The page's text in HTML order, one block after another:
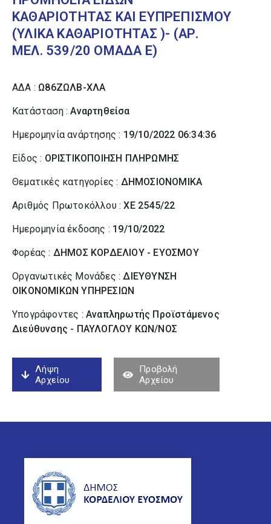
ΚΑΘΑΡΙΟΤΗΤΑΣ ΚΑΙ ΕΥΠΡΕΠΙΣΜΟΥ
(ΥΛΙΚΑ ΚΑΘΑΡΙΟΤΗΤΑΣ )- (ΑΡ.
ΜΕΛ. 539/20 ΟΜΑΔΑ Ε)
ΑΔΑ : Ω86ΖΩΛΒ-ΧΛΑ
Κατάσταση :Αναρτηθείσα
Ημερομηνία ανάρτησης : 19/10/2022 06:34:36
Είδος : ΟΡΙΣΤΙΚΟΠΟΙΗΣΗ ΠΛΗΡΩΜΗΣ
Θεματικές κατηγορίες : ΔΗΜΟΣΙΟΝΟΜΙΚΑ
Αριθμός Πρωτοκόλλου :ΧΕ 2545/22
Ημερομηνία έκδοσης : 19/10/2022
Φορέας : ΔΗΜΟΣ ΚΟΡΔΕΛΙΟΥ - ΕΥΟΣΜΟΥ
Οργανωτικές Μονάδες :ΔΙΕΥΘΥΝΣΗ
ΟΙΚΟΝΟΜΙΚΩΝ ΥΠΗΡΕΣΙΩΝ
Υπογράφοντες : Αναπληρωτής Προϊστάμενος
Διεύθυνσης - ΠΑΥΛΟΓΛΟΥ ΚΩΝ/ΝΟΣ
Λήψη
Αρχείου
Προβολή
Αρχείου